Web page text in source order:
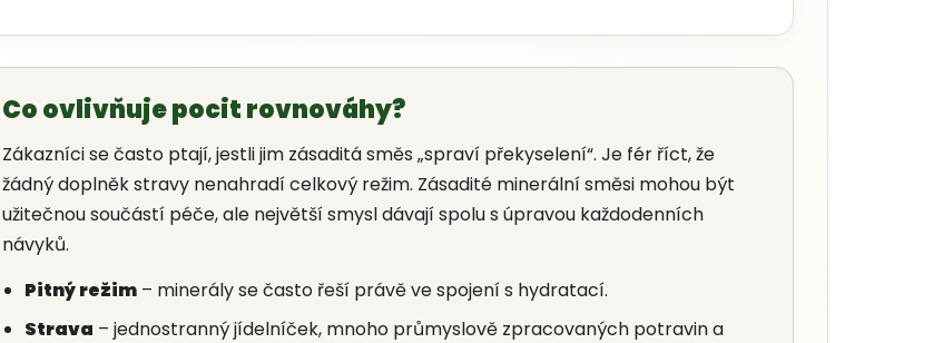
Co ovlivňuje pocit rovnováhy?
Zákazníci se často ptají, jestli jim zásaditá směs „spraví překyselení“. Je fér říct, že
žádný doplněk stravy nenahradí celkový režim. Zásadité minerální směsi mohou být
užitečnou součástí péče, ale největší smysl dávají spolu s úpravou každodenních
návyků.
Pitný režim – minerály se často řeší právě ve spojení s hydratací.
Strava – jednostranný jídelníček, mnoho průmyslově zpracovaných potravin a